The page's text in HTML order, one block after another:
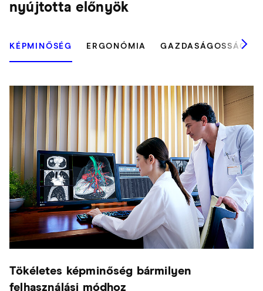
nyújtotta előnyök
KÉPMINŐSÉG ERGONÓMIA GAZDASÁGOSSÁG
Tökéletes képminőség bármilyen
felhasználási módhoz